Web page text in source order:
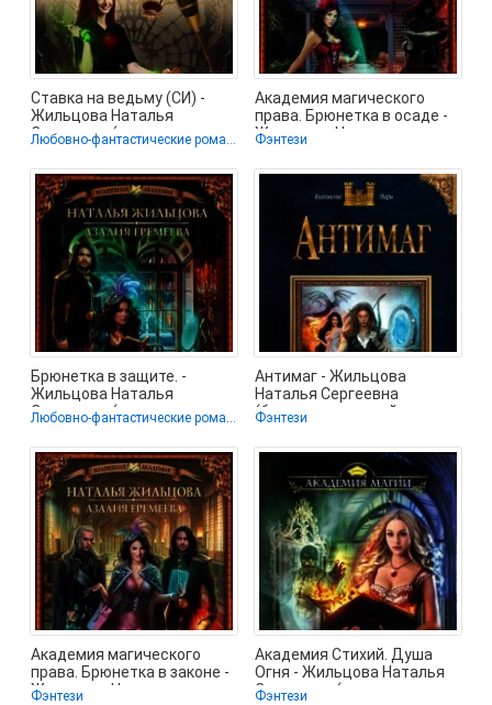
Ставка на ведьму (СИ) -
Жильцова Наталья
Сергеевна (читаем книги
Любовно-фантастические романы
Академия магического
права. Брюнетка в осаде -
Жильцова Наталья
Фэнтези
Брюнетка в защите. -
Жильцова Наталья
Сергеевна (книги
бесплатно читать без
Любовно-фантастические романы / Фэнтези
Антимаг - Жильцова
Наталья Сергеевна
(бесплатные онлайн книги
Фэнтези
Академия магического
права. Брюнетка в законе -
Жильцова Наталья
Фэнтези
Академия Стихий. Душа
Огня - Жильцова Наталья
Сергеевна (читать книги
Фэнтези